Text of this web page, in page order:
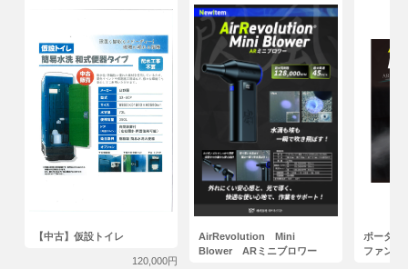
【中古】仮設トイレ
120,000円
AirRevolution Mini
Blower ARミニブロワー
ポータブ
ファン